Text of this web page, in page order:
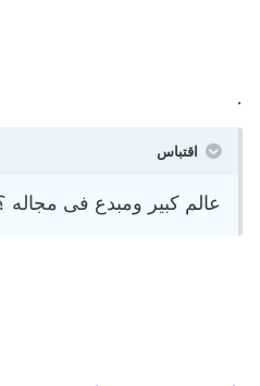
اقتباس
عالم كبير ومبدع فى مجاله ؟